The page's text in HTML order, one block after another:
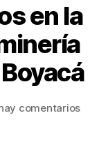
en la
comentariosen